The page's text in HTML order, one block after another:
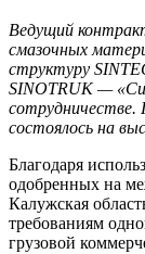
Ведущий
смазочных
структуру
SINOTRUK —
сотрудничестве.
состоялось на
Благодаря
одобренных на
Калужская
требованиям
грузовой